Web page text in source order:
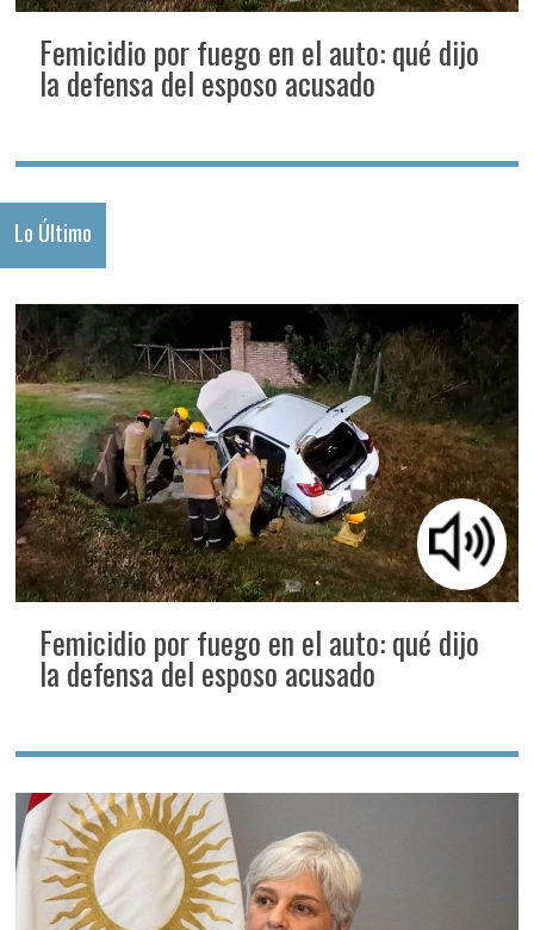
Femicidio por fuego en el auto: qué dijo
la defensa del esposo acusado
Lo Último
Femicidio por fuego en el auto: qué dijo
la defensa del esposo acusado